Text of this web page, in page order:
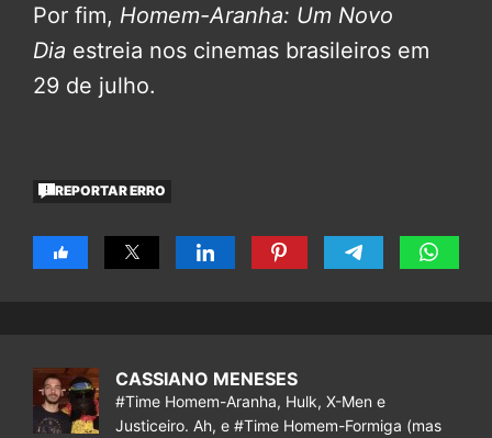
Por fim, Homem-Aranha: Um Novo
Dia estreia nos cinemas brasileiros em
29 de julho.
REPORTAR ERRO
CASSIANO MENESES
#Time Homem-Aranha, Hulk, X-Men e
Justiceiro. Ah, e #Time Homem-Formiga (mas